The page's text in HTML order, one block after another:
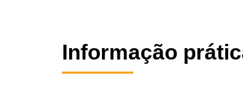
Informação